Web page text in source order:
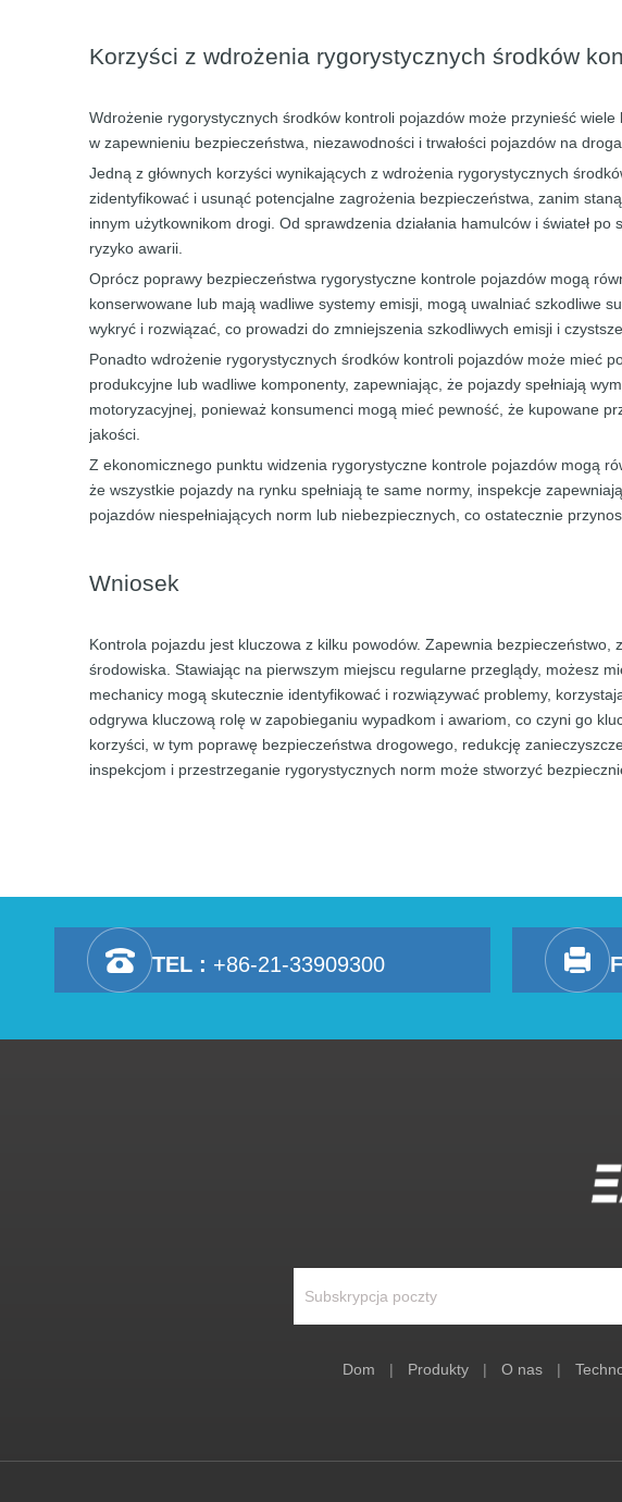
Korzyści z wdrożenia rygorystycznych środków
Wdrożenie rygorystycznych środków kontroli pojazdów może przynieść
w zapewnieniu bezpieczeństwa, niezawodności i trwałości pojazdów na
Jedną z głównych korzyści wynikających z wdrożenia rygorystycznych
zidentyfikować i usunąć potencjalne zagrożenia bezpieczeństwa, zanim
innym użytkownikom drogi. Od sprawdzenia działania hamulców i świateł
ryzyko awarii.
Oprócz poprawy bezpieczeństwa rygorystyczne kontrole pojazdów mogą
konserwowane lub mają wadliwe systemy emisji, mogą uwalniać szkodliwe
wykryć i rozwiązać, co prowadzi do zmniejszenia szkodliwych emisji i
Ponadto wdrożenie rygorystycznych środków kontroli pojazdów może mieć
produkcyjne lub wadliwe komponenty, zapewniając, że pojazdy spełniają
motoryzacyjnej, ponieważ konsumenci mogą mieć pewność, że kupowane
jakości.
Z ekonomicznego punktu widzenia rygorystyczne kontrole pojazdów mogą
że wszystkie pojazdy na rynku spełniają te same normy, inspekcje
pojazdów niespełniających norm lub niebezpiecznych, co ostatecznie
Wniosek
Kontrola pojazdu jest kluczowa z kilku powodów. Zapewnia
środowiska. Stawiając na pierwszym miejscu regularne przeglądy, możesz
mechanicy mogą skutecznie identyfikować i rozwiązywać problemy,
odgrywa kluczową rolę w zapobieganiu wypadkom i awariom, co czyni go
korzyści, w tym poprawę bezpieczeństwa drogowego, redukcję
inspekcjom i przestrzeganie rygorystycznych norm może stworzyć
TEL : +86-21-33909300
Dom | Produkty | O nas |